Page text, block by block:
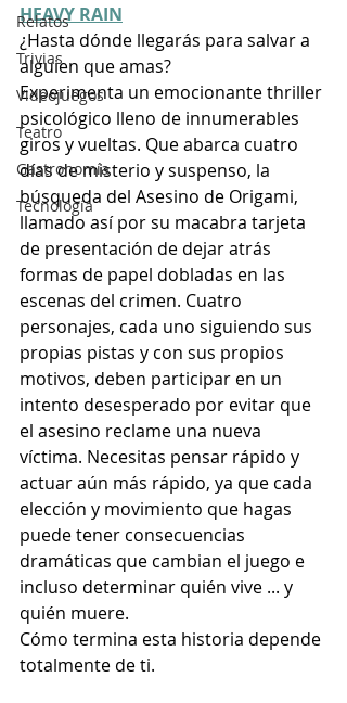
Relatos
Trivias
Videojuegos
Teatro
Gastronomía
Tecnología
HEAVY RAIN
¿Hasta dónde llegarás para salvar a
alguien que amas?
Experimenta un emocionante thriller
psicológico lleno de innumerables
giros y vueltas. Que abarca cuatro
días de misterio y suspenso, la
búsqueda del Asesino de Origami,
llamado así por su macabra tarjeta
de presentación de dejar atrás
formas de papel dobladas en las
escenas del crimen. Cuatro
personajes, cada uno siguiendo sus
propias pistas y con sus propios
motivos, deben participar en un
intento desesperado por evitar que
el asesino reclame una nueva
víctima. Necesitas pensar rápido y
actuar aún más rápido, ya que cada
elección y movimiento que hagas
puede tener consecuencias
dramáticas que cambian el juego e
incluso determinar quién vive ... y
quién muere.
Cómo termina esta historia depende
totalmente de ti.